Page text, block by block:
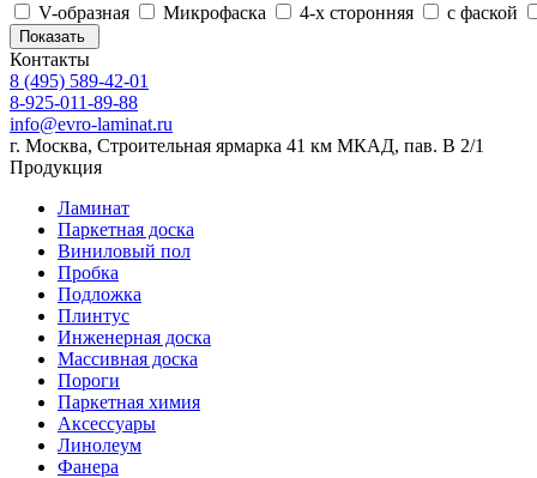
V-образная
Микрофаска 4-х сторонняя с фаской
Показать
Контакты
8 (495) 589-42-01
8-925-011-89-88
info@evro-laminat.ru
г. Москва, Строительная ярмарка 41 км МКАД, пав. В 2/1
Продукция
Ламинат
Паркетная доска
Виниловый пол
Пробка
Подложка
Плинтус
Инженерная доска
Массивная доска
Пороги
Паркетная химия
Аксессуары
Линолеум
Фанера